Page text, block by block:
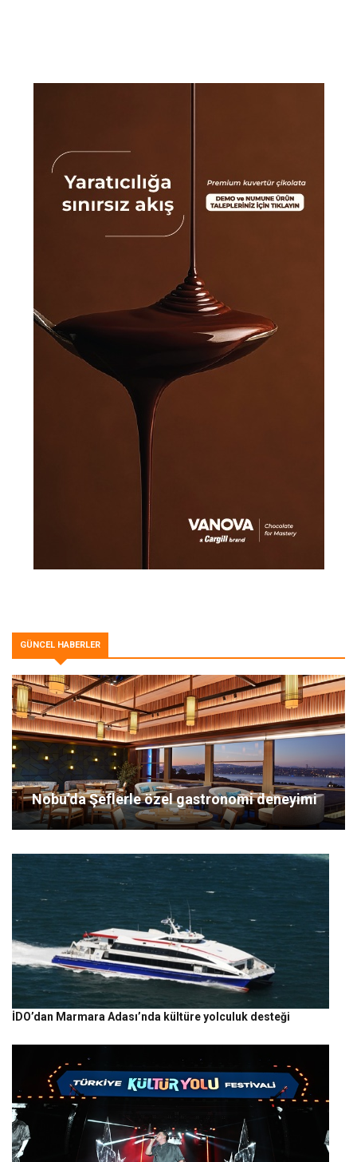
GÜNCEL HABERLER
Nobu’da Şeflerle özel gastronomi deneyimi
İDO’dan Marmara Adası’nda kültüre yolculuk desteği